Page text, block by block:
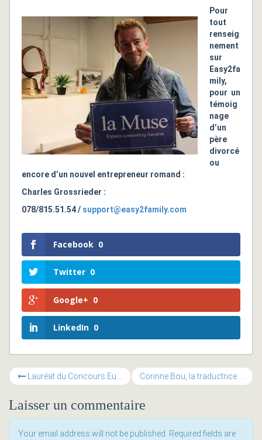
Pour
tout
renseig
nement
sur
Easy2fa
mily,
pour un
témoig
nage
d’un
père
divorcé
ou
encore d’un nouvel entrepreneur romand :
Charles Grossrieder :
078/815.51.54 / support@easy2family.com
Facebook 0
Twitter 0
Google+ 0
LinkedIn 0
Lauréat du Concours Européen « Co-création Social et Business » Corinne Bou, la traductrice qui sait vous interpréter
Laisser un commentaire
Your email address will not be published. Required fields are